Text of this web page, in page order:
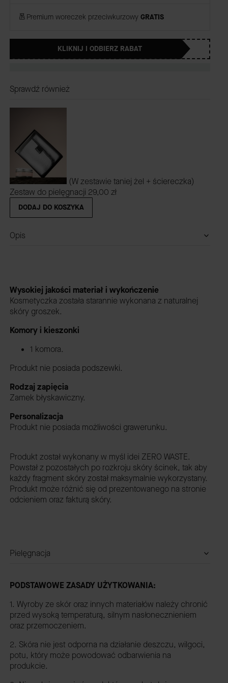
Premium woreczek przeciwkurzowy GRATIS
KLIKNIJ I ODBIERZ RABAT
Sprawdź również
(W zestawie taniej żel + ściereczka)
Zestaw do pielęgnacji 29,00 zł
DODAJ DO KOSZYKA
Opis
Wysokiej jakości materiał i wykończenie
Kosmetyczka została starannie wykonana z naturalnej
skóry groszek.
Komory i kieszonki
1 komora.
Produkt nie posiada podszewki.
Rodzaj zapięcia
Zamek błyskawiczny.
Personalizacja
Produkt nie posiada możliwości grawerunku.
Produkt został wykonany w myśl idei ZERO WASTE.
Powstał z pozostałych po rozkroju skóry ścinek, tak aby
każdy fragment skóry został maksymalnie wykorzystany.
Produkt może różnić się od prezentowanego na stronie
odcieniem oraz fakturą skóry.
Pielęgnacja
PODSTAWOWE ZASADY UŻYTKOWANIA:
1. Wyroby ze skór oraz innych materiałów należy chronić
przed wysoką temperaturą, silnym nasłonecznieniem
oraz przemoczeniem.
2. Skóra nie jest odporna na działanie deszczu, wilgoci,
potu, który może powodować odbarwienia na
produkcie.